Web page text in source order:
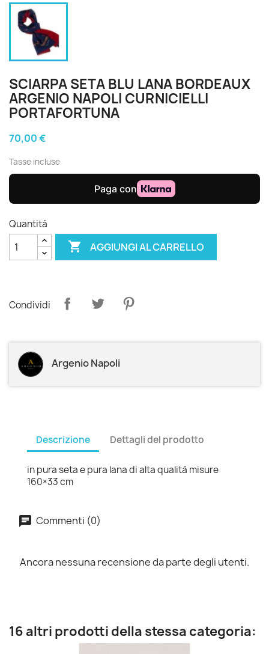
SCIARPA SETA BLU LANA BORDEAUX
ARGENIO NAPOLI CURNICIELLI
PORTAFORTUNA
70,00 €
Tasse incluse
Quantità
 AGGIUNGI AL CARRELLO
Condividi
Argenio Napoli
Descrizione Dettagli del prodotto
in pura seta e pura lana di alta qualità misure
160×33 cm
Commenti (0)
Ancora nessuna recensione da parte degli utenti.
16 altri prodotti della stessa categoria: